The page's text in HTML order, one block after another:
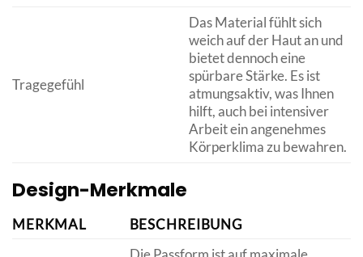
Tragegefühl
Das Material fühlt sich
weich auf der Haut an und
bietet dennoch eine
spürbare Stärke. Es ist
atmungsaktiv, was Ihnen
hilft, auch bei intensiver
Arbeit ein angenehmes
Körperklima zu bewahren.
Design-Merkmale
MERKMAL BESCHREIBUNG